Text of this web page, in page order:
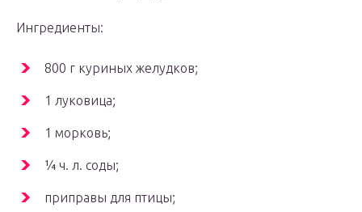
Ингредиенты:
800 г куриных желудков;
1 луковица;
1 морковь;
¼ ч. л. соды;
приправы для птицы;